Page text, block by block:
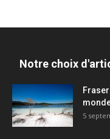
Notre choix
5